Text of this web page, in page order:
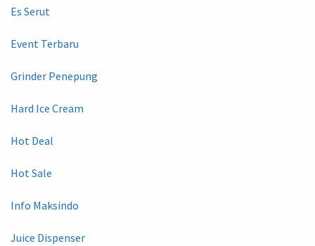
Es Serut
Event Terbaru
Grinder Penepung
Hard Ice Cream
Hot Deal
Hot Sale
Info Maksindo
Juice Dispenser